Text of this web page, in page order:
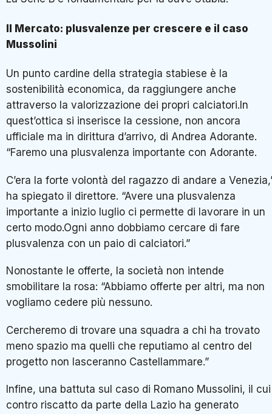
Il Mercato: plusvalenze per crescere e il caso
Mussolini
Un punto cardine della strategia stabiese è la
sostenibilità economica, da raggiungere anche
attraverso la valorizzazione dei propri calciatori.In
quest’ottica si inserisce la cessione, non ancora
ufficiale ma in dirittura d’arrivo, di Andrea Adorante.
“Faremo una plusvalenza importante con Adorante.
C’era la forte volontà del ragazzo di andare a
ha spiegato il direttore. “Avere una plusvalenza
importante a inizio luglio ci permette di lavorare in un
certo modo.Ogni anno dobbiamo cercare di fare
plusvalenza con un paio di calciatori.”
Nonostante le offerte, la società non intende
smobilitare la rosa: “Abbiamo offerte per altri, ma non
vogliamo cedere più nessuno.
Cercheremo di trovare una squadra a chi ha trovato
meno spazio ma quelli che reputiamo al centro del
progetto non lasceranno Castellammare.”
Infine, una battuta sul caso di Romano Mussolini, il cui
contro riscatto da parte della Lazio ha generato